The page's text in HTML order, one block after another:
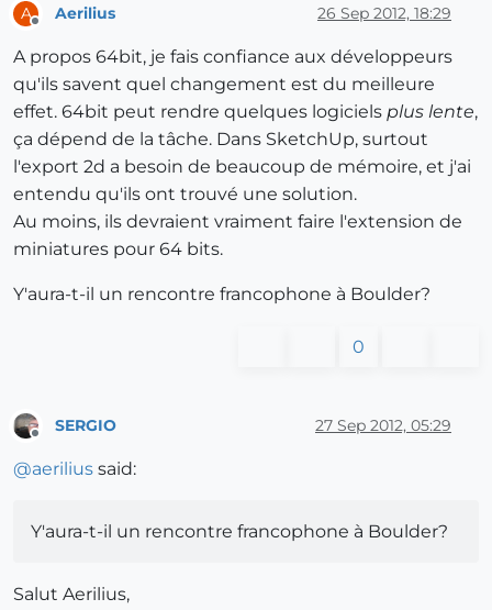
A Aerilius 26 Sep 2012, 18:29
A propos 64bit, je fais confiance aux développeurs
qu'ils savent quel changement est du meilleure
effet. 64bit peut rendre quelques logiciels plus lente,
ça dépend de la tâche. Dans SketchUp, surtout
l'export 2d a besoin de beaucoup de mémoire, et j'ai
entendu qu'ils ont trouvé une solution.
Au moins, ils devraient vraiment faire l'extension de
miniatures pour 64 bits.
Y'aura-t-il un rencontre francophone à Boulder?
0
SERGIO 27 Sep 2012, 05:29
@aerilius said:
Y'aura-t-il un rencontre francophone à Boulder?
Salut Aerilius,